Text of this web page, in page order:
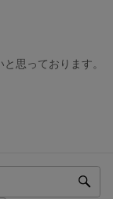
思っております。